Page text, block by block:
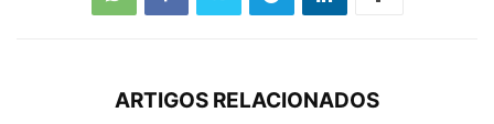
ARTIGOS RELACIONADOS